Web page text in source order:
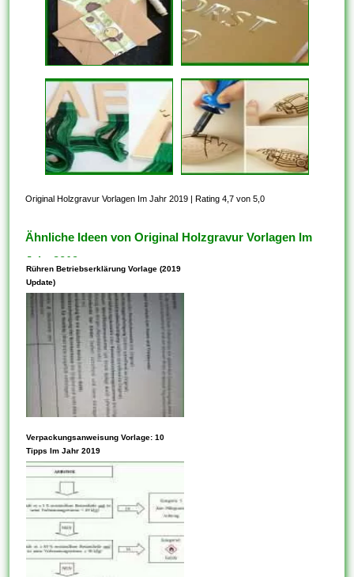
Original Holzgravur Vorlagen Im Jahr 2019 Rating 4,7 von 5,0
Ähnliche Ideen von Original Holzgravur Vorlagen Im
Jahr 2019
Rühren Betriebserklärung Vorlage (2019
Update)
Vorlagen können Parameter
innehaben. Die Verwendung
von Vorlagen ist auch eine
hervorragende Möglichkeit,
schnell auf Taschenrechner
oder Analysetools zuzugreifen,
die von anderen Personen
erstellt wurden. Wenn die
Verpackungsanweisung Vorlage: 10
Tipps Im Jahr 2019